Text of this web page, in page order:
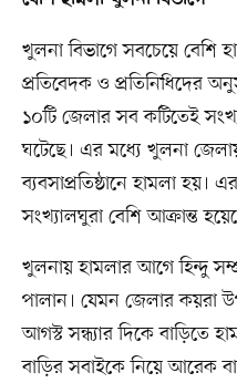
খুলনা বিভাগে সবচেয়ে বেশি
প্রতিবেদক ও প্রতিনিধিদের
১০টি জেলার সব কটিতেই
ঘটেছে। এর মধ্যে খুলনা
ব্যবসাপ্রতিষ্ঠানে হামলা
সংখ্যালঘুরা বেশি আক্রান্ত
খুলনায় হামলার আগে হিন্দু
পালান। যেমন জেলার কয়রা
আগস্ট সন্ধ্যার দিকে বাড়িতে
বাড়ির সবাইকে নিয়ে আরেক